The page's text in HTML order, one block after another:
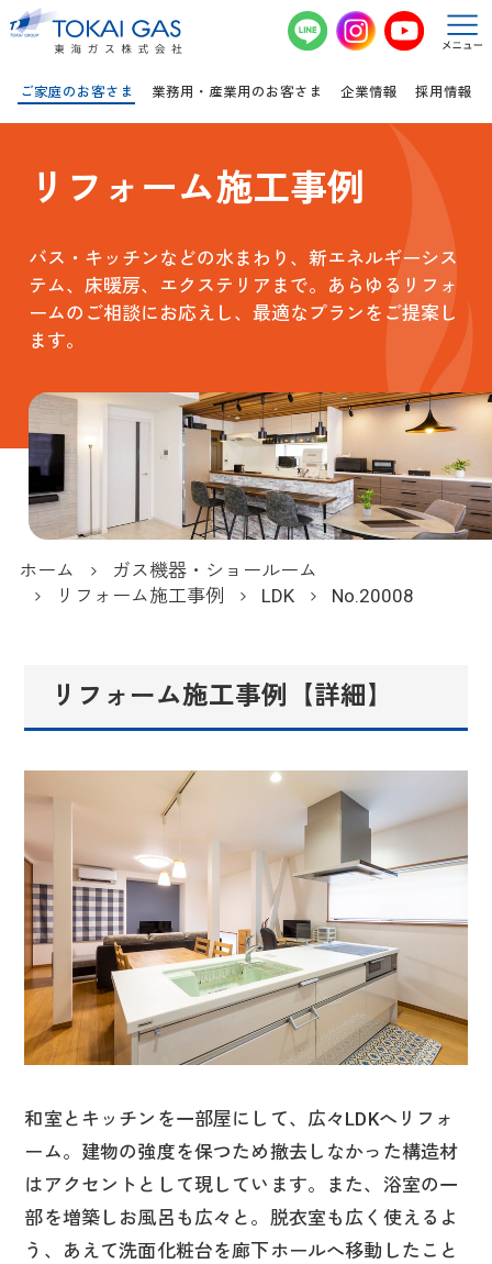
ご家庭のお客さま 業務用・産業用のお客さま 企業情報 採用情報
リフォーム施工事例
バス・キッチンなどの水まわり、新エネルギーシス
テム、床暖房、エクステリアまで。あらゆるリフォ
ームのご相談にお応えし、最適なプランをご提案し
ます。
ホーム
ガス機器・ショールーム
リフォーム施工事例
LDK No.20008
リフォーム施工事例【詳細】
和室とキッチンを一部屋にして、広々LDKへリフォ
ーム。建物の強度を保つため撤去しなかった構造材
はアクセントとして現しています。また、浴室の一
部を増築しお風呂も広々と。脱衣室も広く使えるよ
う、あえて洗面化粧台を廊下ホールへ移動したこと